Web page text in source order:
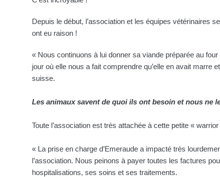
Depuis le début, l’association et les équipes vétérinaires
ont eu raison !
« Nous continuons à lui donner sa viande préparée au
jour où elle nous a fait comprendre qu’elle en avait marre
suisse.
Les animaux savent de quoi ils ont besoin et nous ne
Toute l’association est très attachée à cette petite «
« La prise en charge d’Emeraude a impacté très
l’association. Nous peinons à payer toutes les factures
hospitalisations, ses soins et ses traitements.